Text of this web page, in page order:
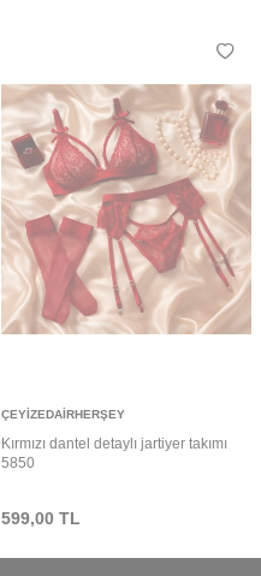
ÇEYIZEDAIRHERŞEY
Kırmızı dantel detaylı jartiyer takımı
5850
599,00 TL